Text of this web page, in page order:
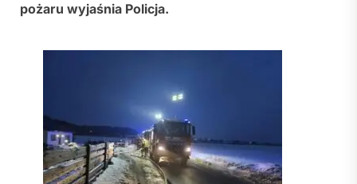
pożaru wyjaśnia Policja.